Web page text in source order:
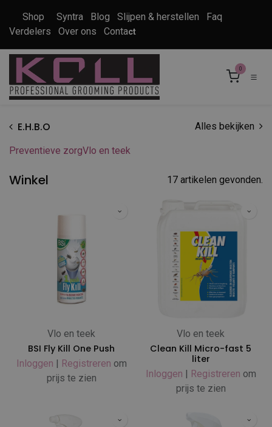
Shop Syntra Blog Slijpen & herstellen
Faq
Verdelers
Over ons Contact
0
E.H.B.O Alles bekijken
Preventieve zorgVlo en teek
Winkel 17 artikelen gevonden.
Vlo en teek
BSI Fly Kill One Push
Inloggen | Registreren om
prijs te zien
Vlo en teek
Clean Kill Micro-fast 5
liter
Inloggen | Registreren om
prijs te zien